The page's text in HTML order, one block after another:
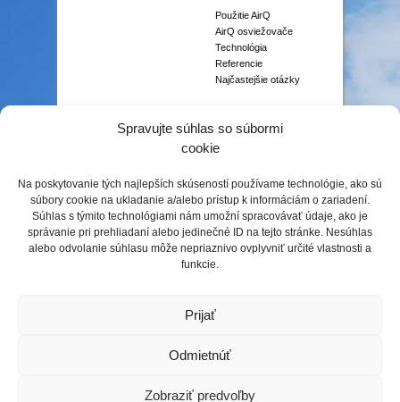
Spravujte súhlas so súbormi
cookie
Na poskytovanie tých najlepších skúseností používame technológie, ako sú
súbory cookie na ukladanie a/alebo prístup k informáciám o zariadení.
Súhlas s týmito technológiami nám umožní spracovávať údaje, ako je
správanie pri prehliadaní alebo jedinečné ID na tejto stránke. Nesúhlas
alebo odvolanie súhlasu môže nepriaznivo ovplyvniť určité vlastnosti a
funkcie.
Prijať
Odmietnúť
Zobraziť predvoľby
Použitie AirQ
AirQ osviežovače
Technológia
Referencie
Najčastejšie otázky
Gurmánske vône
Gurmánske prémiové
Kvetinové vône
Niche vône
Ovocné vône
Prémiové vône